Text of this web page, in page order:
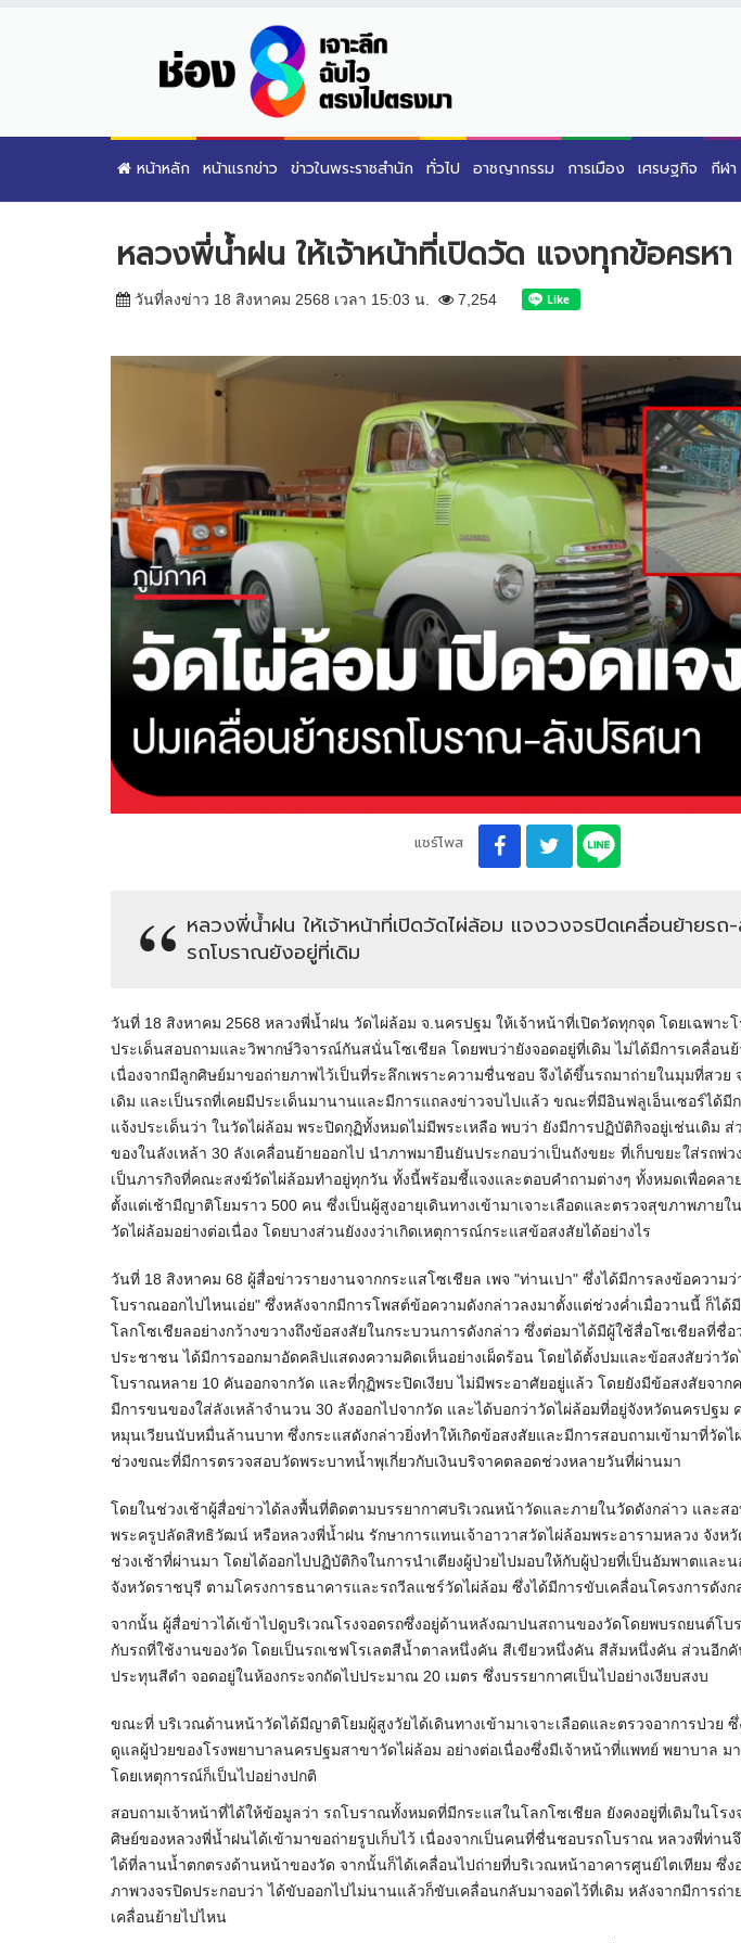
หน้าหลัก หน้าแรกข่าว ข่าวในพระราชสำนัก ทั่วไป อาชญากรรม การเมือง เศรษฐกิจ กีฬา
หลวงพี่น้ำฝน ให้เจ้าหน้าที่เปิดวัด แจงทุกข้อครหา
วันที่ลงข่าว 18 สิงหาคม 2568 เวลา 15:03 น. 7,254
แชร์โพส
หลวงพี่น้ำฝน ให้เจ้าหน้าที่เปิดวัดไผ่ล้อม แจงวงจรปิดเคลื่อนย้ายร
รถโบราณยังอยู่ที่เดิม
วันที่ 18 สิงหาคม 2568 หลวงพี่น้ำฝน วัดไผ่ล้อม จ.นครปฐม ให้เจ้าหน้าที่เปิดวัดทุกจุด โดยเฉพาะ
ประเด็นสอบถามและวิพากษ์วิจารณ์กันสนั่นโซเชียล โดยพบว่ายังจอดอยู่ที่เดิม ไม่ได้มีการเคลื่อน
เนื่องจากมีลูกศิษย์มาขอถ่ายภาพไว้เป็นที่ระลึกเพราะความชื่นชอบ จึงได้ขึ้นรถมาถ่ายในมุมที่สวย
เดิม และเป็นรถที่เคยมีประเด็นมานานและมีการแถลงข่าวจบไปแล้ว ขณะที่มีอินฟลูเอ็นเซอร์ได้
แจ้งประเด็นว่า ในวัดไผ่ล้อม พระปิดกุฏิทั้งหมดไม่มีพระเหลือ พบว่า ยังมีการปฏิบัติกิจอยู่เช่นเดิม
ของในลังเหล้า 30 ลังเคลื่อนย้ายออกไป นำภาพมายืนยันประกอบว่าเป็นถังขยะ ที่เก็บขยะใส่รถพ่
เป็นภารกิจที่คณะสงฆ์วัดไผ่ล้อมทำอยู่ทุกวัน ทั้งนี้พร้อมชี้แจงและตอบคำถามต่างๆ ทั้งหมดเพื่อคล
ตั้งแต่เช้ามีญาติโยมราว 500 คน ซึ่งเป็นผู้สูงอายุเดินทางเข้ามาเจาะเลือดและตรวจสุขภาพภาย
วัดไผ่ล้อมอย่างต่อเนื่อง โดยบางส่วนยังงงว่าเกิดเหตุการณ์กระแสข้อสงสัยได้อย่างไร
วันที่ 18 สิงหาคม 68 ผู้สื่อข่าวรายงานจากกระแสโซเชียล เพจ "ท่านเปา" ซึ่งได้มีการลงข้อความ
โบราณออกไปไหนเอ่ย" ซึ่งหลังจากมีการโพสต์ข้อความดังกล่าวลงมาตั้งแต่ช่วงค่ำเมื่อวานนี้ ก็ไ
โลกโซเชียลอย่างกว้างขวางถึงข้อสงสัยในกระบวนการดังกล่าว ซึ่งต่อมาได้มีผู้ใช้สื่อโซเชียลที่ชื่อ
ประชาชน ได้มีการออกมาอัดคลิปแสดงความคิดเห็นอย่างเผ็ดร้อน โดยได้ตั้งปมและข้อสงสัยว่าวั
โบราณหลาย 10 คันออกจากวัด และที่กุฏิพระปิดเงียบ ไม่มีพระอาศัยอยู่แล้ว โดยยังมีข้อสงสัยจาก
มีการขนของใส่ลังเหล้าจำนวน 30 ลังออกไปจากวัด และได้บอกว่าวัดไผ่ล้อมที่อยู่จังหวัดนครปฐม
หมุนเวียนนับหมื่นล้านบาท ซึ่งกระแสดังกล่าวยิ่งทำให้เกิดข้อสงสัยและมีการสอบถามเข้ามาที่วัดไ
ช่วงขณะที่มีการตรวจสอบวัดพระบาทน้ำพุเกี่ยวกับเงินบริจาคตลอดช่วงหลายวันที่ผ่านมา
โดยในช่วงเช้าผู้สื่อข่าวได้ลงพื้นที่ติดตามบรรยากาศบริเวณหน้าวัดและภายในวัดดังกล่าว และส
พระครูปลัดสิทธิวัฒน์ หรือหลวงพี่น้ำฝน รักษาการแทนเจ้าอาวาสวัดไผ่ล้อมพระอารามหลวง จังห
ช่วงเช้าที่ผ่านมา โดยได้ออกไปปฏิบัติกิจในการนำเตียงผู้ป่วยไปมอบให้กับผู้ป่วยที่เป็นอัมพาตและน
จังหวัดราชบุรี ตามโครงการธนาคารและรถวีลแชร์วัดไผ่ล้อม ซึ่งได้มีการขับเคลื่อนโครงการดังก
จากนั้น ผู้สื่อข่าวได้เข้าไปดูบริเวณโรงจอดรถซึ่งอยู่ด้านหลังฌาปนสถานของวัดโดยพบรถยนต์โ
กับรถที่ใช้งานของวัด โดยเป็นรถเชฟโรเลตสีน้ำตาลหนึ่งคัน สีเขียวหนึ่งคัน สีส้มหนึ่งคัน ส่วนอีกคั
ประทุนสีดำ จอดอยู่ในห้องกระจกถัดไปประมาณ 20 เมตร ซึ่งบรรยากาศเป็นไปอย่างเงียบสงบ
ขณะที่ บริเวณด้านหน้าวัดได้มีญาติโยมผู้สูงวัยได้เดินทางเข้ามาเจาะเลือดและตรวจอาการป่วย ซึ่
ดูแลผู้ป่วยของโรงพยาบาลนครปฐมสาขาวัดไผ่ล้อม อย่างต่อเนื่องซึ่งมีเจ้าหน้าที่แพทย์ พยาบาล ม
โดยเหตุการณ์ก็เป็นไปอย่างปกติ
สอบถามเจ้าหน้าที่ได้ให้ข้อมูลว่า รถโบราณทั้งหมดที่มีกระแสในโลกโซเชียล ยังคงอยู่ที่เดิมในโร
ศิษย์ของหลวงพี่น้ำฝนได้เข้ามาขอถ่ายรูปเก็บไว้ เนื่องจากเป็นคนที่ชื่นชอบรถโบราณ หลวงพี่ท่าน
ได้ที่ลานน้ำตกตรงด้านหน้าของวัด จากนั้นก็ได้เคลื่อนไปถ่ายที่บริเวณหน้าอาคารศูนย์ไตเทียม ซึ่ง
ภาพวงจรปิดประกอบว่า ได้ขับออกไปไม่นานแล้วก็ขับเคลื่อนกลับมาจอดไว้ที่เดิม หลังจากมีการถ่า
เคลื่อนย้ายไปไหน